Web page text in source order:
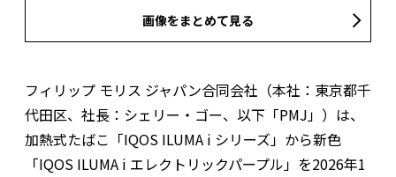
画像をまとめて見る
フィリップ モリス ジャパン合同会社（本社：東京都千
代田区、社長：シェリー・ゴー、以下「PMJ」）は、
加熱式たばこ「IQOS ILUMA i シリーズ」から新色
「IQOS ILUMA i エレクトリックパープル」を2026年1